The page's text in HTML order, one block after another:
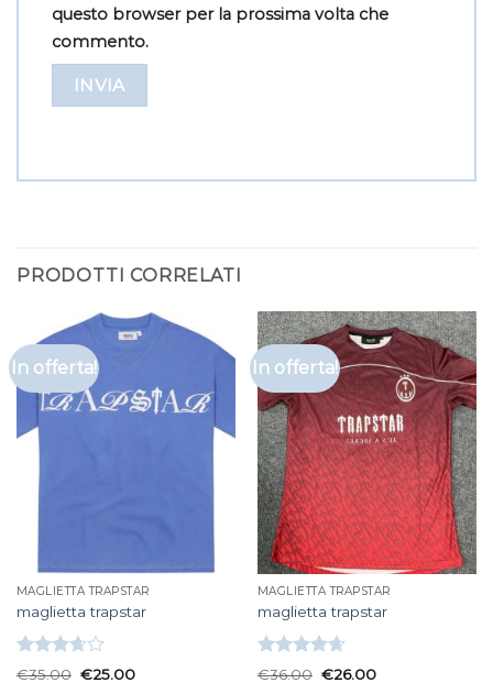
questo browser per la prossima volta che
commento.
PRODOTTI CORRELATI
In offerta!
MAGLIETTA TRAPSTAR
maglietta trapstar
Valutato
€35.00 €25.00
In offerta!
MAGLIETTA TRAPSTAR
maglietta trapstar
Valutato
€36.00 €26.00